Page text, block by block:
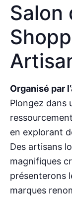
Salon
Organisé par
Plongez dans
en explorant
Des artisans
magnifiques
présenterons
marques